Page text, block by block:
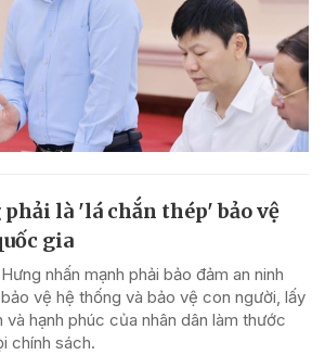
là 'lá chắn thép' bảo vệ
gia
nhấn mạnh phải bảo đảm an ninh
vệ hệ thống và bảo vệ con người, lấy
và hạnh phúc của nhân dân làm thước
chính sách.